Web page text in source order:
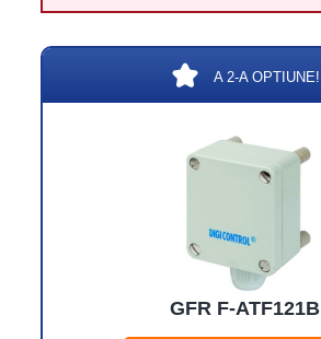
A 2-A OPTIUNE!
GFR F-ATF121B